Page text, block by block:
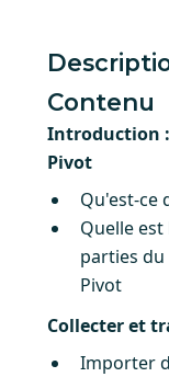
Contenu
Introduction
Pivot
Qu'est-ce
Quelle
parties du
Pivot
Collecter et
Importer